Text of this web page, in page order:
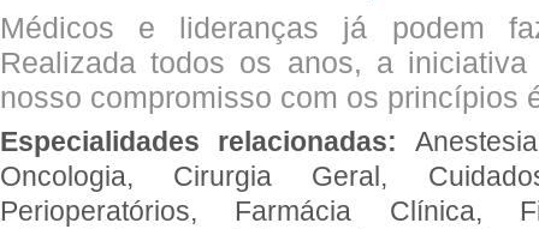
Médicos e lideranças já podem
Realizada todos os anos, a
nosso compromisso com os princípios
Especialidades relacionadas:
Oncologia, Cirurgia Geral,
Perioperatórios, Farmácia Clínica,